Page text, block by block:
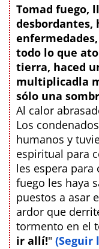
Tomad fuego,
desbordantes,
todo lo que
tierra, haced
multiplicadla
sólo una
Al calor
Los
humanos y
espiritual para
les espera para
fuego les haya
puestos a asar
ardor que
tormento en el
ir allí!" (Seguir